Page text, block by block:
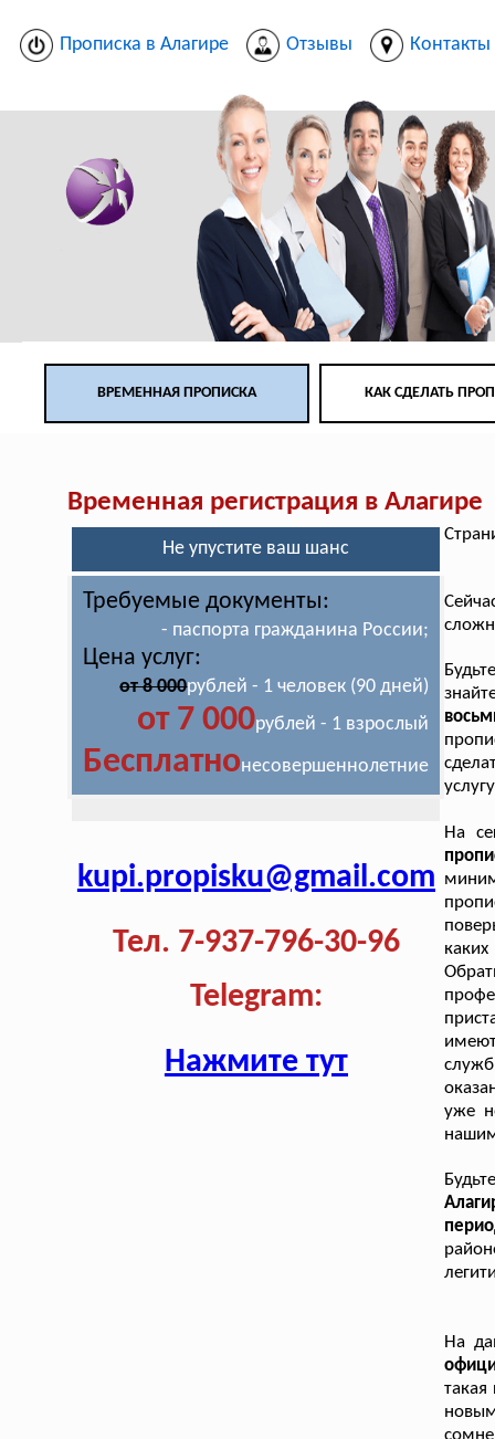
Прописка в Алагире Отзывы Контакты
ВРЕМЕННАЯ ПРОПИСКА КАК СДЕЛАТЬ
Временная регистрация в Алагире
Не упустите ваш шанс
Требуемые документы:
- паспорта гражданина России;
Цена услуг:
от 8 000рублей - 1 человек (90 дней)
от 7 000рублей - 1 взрослый
Бесплатнонесовершеннолетние
kupi.propisku@gmail.com
Тел. 7-937-796-30-96
Telegram:
Нажмите тут
На
уже
На